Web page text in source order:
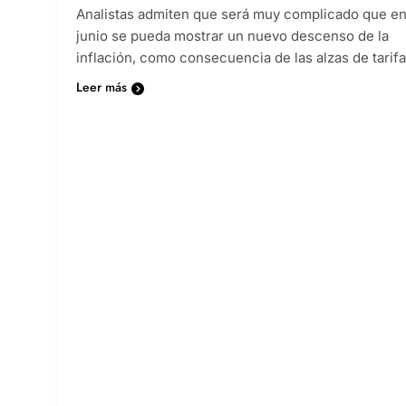
Analistas admiten que será muy complicado que en
junio se pueda mostrar un nuevo descenso de la
inflación, como consecuencia de las alzas de
Leer más